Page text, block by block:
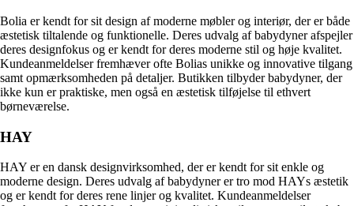
Bolia er kendt for sit design af moderne møbler og interiør, der er både
æstetisk tiltalende og funktionelle. Deres udvalg af babydyner afspejler
deres designfokus og er kendt for deres moderne stil og høje kvalitet.
Kundeanmeldelser fremhæver ofte Bolias unikke og innovative tilgang
samt opmærksomheden på detaljer. Butikken tilbyder babydyner, der
ikke kun er praktiske, men også en æstetisk tilføjelse til ethvert
børneværelse.
HAY
HAY er en dansk designvirksomhed, der er kendt for sit enkle og
moderne design. Deres udvalg af babydyner er tro mod HAYs æstetik
og er kendt for deres rene linjer og kvalitet. Kundeanmeldelser